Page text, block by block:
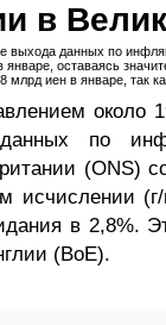
в
выхода данных по
январе, оставаясь
млрд иен в январе, так
около
по
(ONS)
исчислении
в 2,8%.
(BoE).